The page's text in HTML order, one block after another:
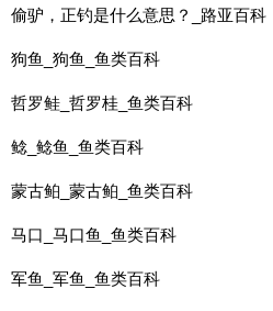
偷驴，正钓是什么意思？_路亚百科
狗鱼_狗鱼_鱼类百科
哲罗鲑_哲罗桂_鱼类百科
鲶_鲶鱼_鱼类百科
蒙古鲌_蒙古鲌_鱼类百科
马口_马口鱼_鱼类百科
军鱼_军鱼_鱼类百科